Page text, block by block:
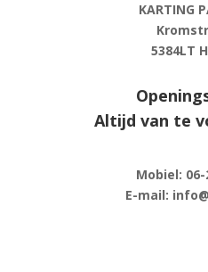
KARTING
5384LT
Altijd van te
Mobiel: 06-
E-mail: